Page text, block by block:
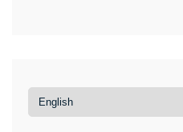
Choose
a